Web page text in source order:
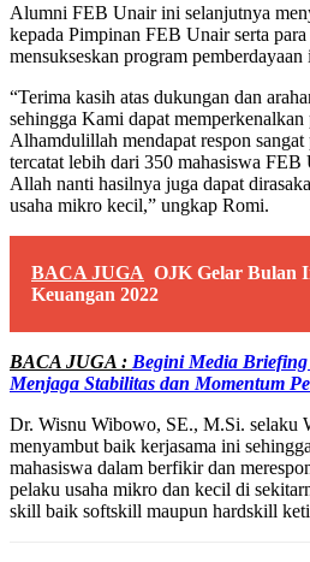
Alumni FEB Unair ini selanjutnya
kepada Pimpinan FEB Unair serta
mensukseskan program pemberdayaan
“Terima kasih atas dukungan dan
sehingga Kami dapat
Alhamdulillah mendapat respon
tercatat lebih dari 350 mahasiswa FEB
Allah nanti hasilnya juga dapat
usaha mikro kecil,” ungkap Romi.
BACA JUGA OJK Gelar Bulan
Keuangan 2022
BACA JUGA : Begini Media
Menjaga Stabilitas dan Momentum
Dr. Wisnu Wibowo, SE., M.Si. selaku
menyambut baik kerjasama ini
mahasiswa dalam berfikir dan
pelaku usaha mikro dan kecil di
skill baik softskill maupun hardskill